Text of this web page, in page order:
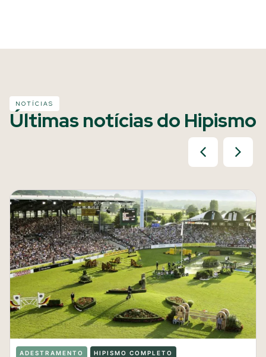
NOTÍCIAS
Últimas notícias do Hipismo
ADESTRAMENTO HIPISMO COMPLETO